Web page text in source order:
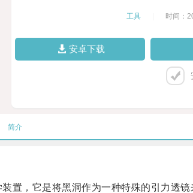
工具 时间：
安卓下载
简介
，它是将黑洞作为一种特殊的引力透镜